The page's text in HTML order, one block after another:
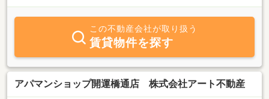
この不動産会社が取り扱う
賃貸物件を探す
アパマンショップ開運橋通店 株式会社アート不動産